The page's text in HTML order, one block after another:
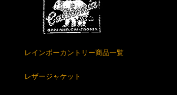
レインボーカントリー商品一覧
レザージャケット